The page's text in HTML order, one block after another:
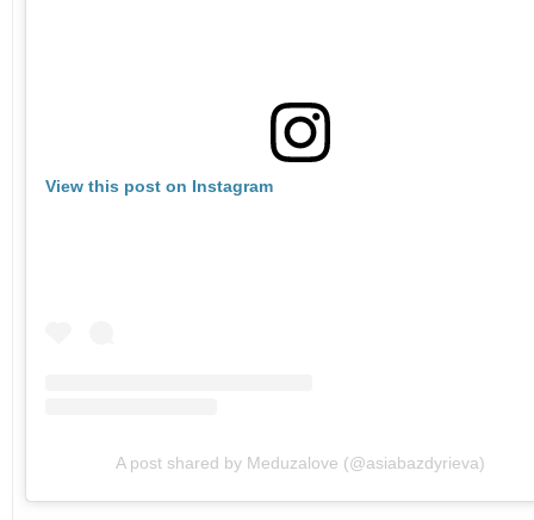
View this post on Instagram
A post shared by Meduzalove (@asiabazdyrieva)